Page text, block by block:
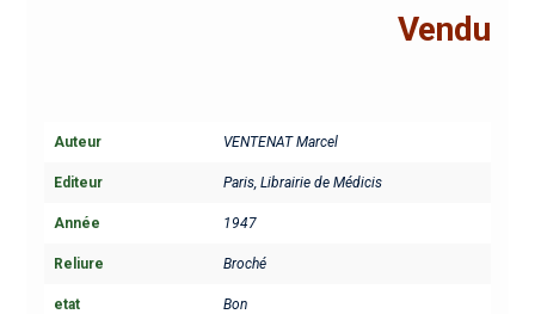
Vendu
Auteur VENTENAT Marcel
Editeur Paris, Librairie de Médicis
Année 1947
Reliure Broché
etat Bon